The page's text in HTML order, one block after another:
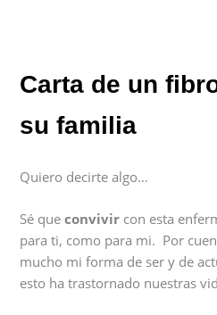
Carta de un
su familia
Quiero decirte algo…
Sé queconvivir con esta
para ti, como para mi. Por
mucho mi forma de ser y de
esto ha trastornado nuestras